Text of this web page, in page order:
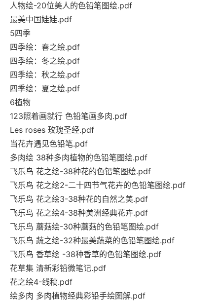
人物绘-20位美人的色铅笔图绘.pdf
最美中国娃娃.pdf
5四季
四季绘：春之绘.pdf
四季绘：冬之绘.pdf
四季绘：秋之绘.pdf
四季绘：夏之绘.pdf
6植物
123照着画就行 色铅笔画多肉.pdf
Les roses 玫瑰圣经.pdf
当花卉遇见色铅笔.pdf
多肉绘 38种多肉植物的色铅笔图绘.pdf
飞乐鸟 花之绘-38种花的色铅笔图绘.pdf
飞乐鸟 花之绘2-二十四节气花卉的色铅笔图绘.pdf
飞乐鸟 花之绘3-38种花的自然之美.pdf
飞乐鸟 花之绘4-38种美洲经典花卉.pdf
飞乐鸟 蘑菇绘-30种蘑菇的色铅笔图绘.pdf
飞乐鸟 蔬之绘-32种最美蔬菜的色铅笔图绘.pdf
飞乐鸟 香草绘 -38种香草的色铅笔图绘.pdf
花草集 清新彩铅微笔记.pdf
花之绘4-线稿.pdf
绘多肉 多肉植物经典彩铅手绘图解.pdf